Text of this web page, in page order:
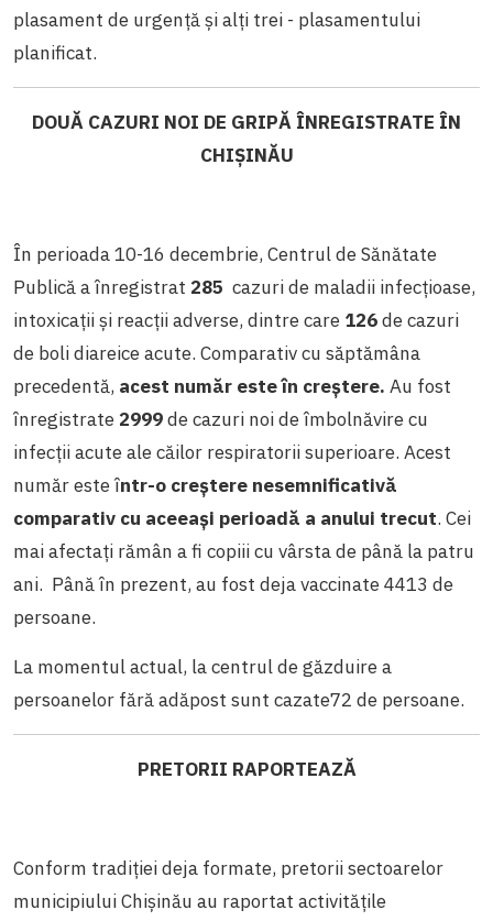
plasament de urgență și alți trei - plasamentului
planificat.
DOUĂ CAZURI NOI DE GRIPĂ ÎNREGISTRATE ÎN
CHIȘINĂU
În perioada 10-16 decembrie, Centrul de Sănătate
Publică a înregistrat 285 cazuri de maladii infecțioase,
intoxicații și reacții adverse, dintre care 126de cazuri
de boli diareice acute. Comparativ cu săptămâna
precedentă, acest număr este în creștere. Au fost
înregistrate 2999de cazuri noi de îmbolnăvire cu
infecții acute ale căilor respiratorii superioare. Acest
număr este într-o creștere nesemnificativă
comparativ cu aceeași perioadă a anului trecut. Cei
mai afectați rămân a fi copiii cu vârsta de până la patru
ani. Până în prezent, au fost deja vaccinate 4413 de
persoane.
La momentul actual, la centrul de găzduire a
persoanelor fără adăpost sunt cazate72 de persoane.
PRETORII RAPORTEAZĂ
Conform tradiției deja formate, pretorii sectoarelor
municipiului Chișinău au raportat activitățile